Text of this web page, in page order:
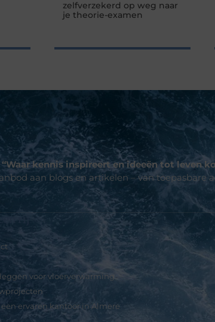
zelfverzekerd op weg naar
je theorie-examen
“Waar kennis inspireert en ideeën tot leven
aan blogs en artikelen – van toepasbare
rij
voor vloerverwarming
ervaren kantoor in Almere